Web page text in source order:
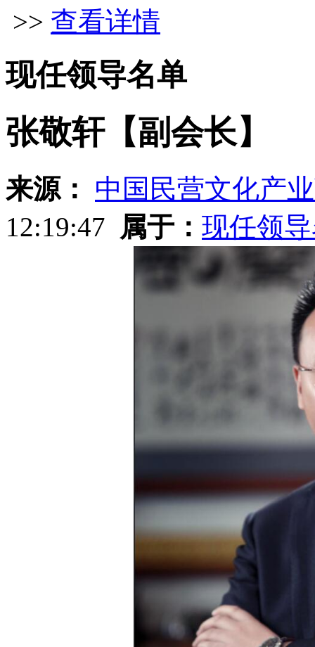
>> 查看详情
现任领导名单
张敬轩【副会长】
来源：
中国民营文化产
12:19:47
属于： 现任领